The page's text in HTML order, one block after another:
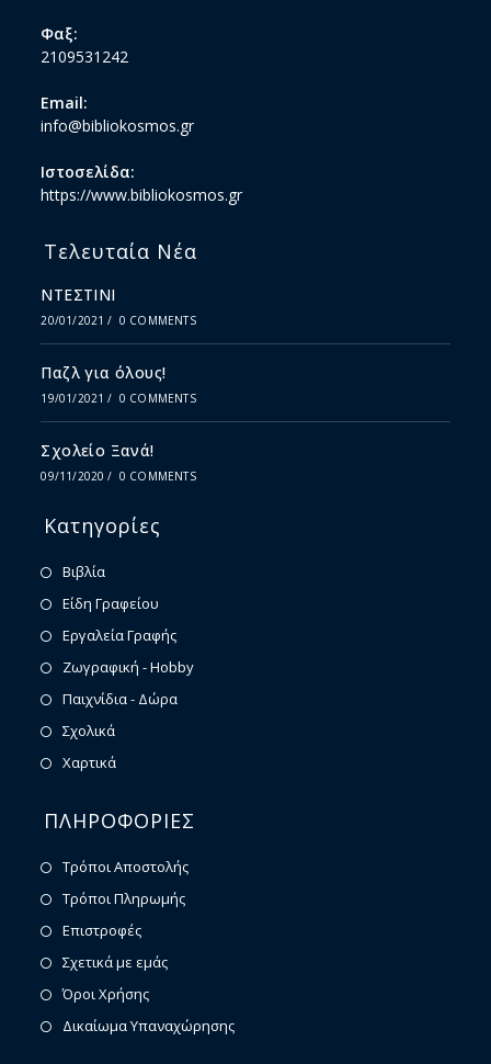
Φαξ:
2109531242
Email:
info@bibliokosmos.gr
Ιστοσελίδα:
https://www.bibliokosmos.gr
Τελευταία Νέα
ΝΤΕΣΤΙΝΙ
20/01/2021 / 0 COMMENTS
Παζλ για όλους!
19/01/2021 / 0 COMMENTS
Σχολείο Ξανά!
09/11/2020 / 0 COMMENTS
Κατηγορίες
Βιβλία
Είδη Γραφείου
Εργαλεία Γραφής
Ζωγραφική - Hobby
Παιχνίδια - Δώρα
Σχολικά
Χαρτικά
ΠΛΗΡΟΦΟΡΙΕΣ
Τρόποι Αποστολής
Τρόποι Πληρωμής
Επιστροφές
Σχετικά με εμάς
Όροι Χρήσης
Δικαίωμα Υπαναχώρησης